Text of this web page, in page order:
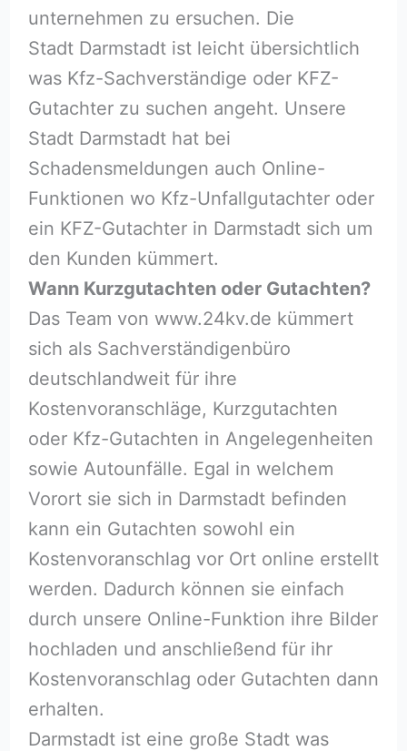
unternehmen zu ersuchen. Die
Stadt Darmstadt ist leicht übersichtlich
was Kfz-Sachverständige oder KFZ-
Gutachter zu suchen angeht. Unsere
Stadt Darmstadt hat bei
Schadensmeldungen auch Online-
Funktionen wo Kfz-Unfallgutachter oder
ein KFZ-Gutachter in Darmstadt sich um
den Kunden kümmert.
Wann Kurzgutachten oder Gutachten?
Das Team von www.24kv.de kümmert
sich als Sachverständigenbüro
deutschlandweit für ihre
Kostenvoranschläge, Kurzgutachten
oder Kfz-Gutachten in Angelegenheiten
sowie Autounfälle. Egal in welchem
Vorort sie sich in Darmstadt befinden
kann ein Gutachten sowohl ein
Kostenvoranschlag vor Ort online erstellt
werden. Dadurch können sie einfach
durch unsere Online-Funktion ihre Bilder
hochladen und anschließend für ihr
Kostenvoranschlag oder Gutachten dann
erhalten.
Darmstadt ist eine große Stadt was